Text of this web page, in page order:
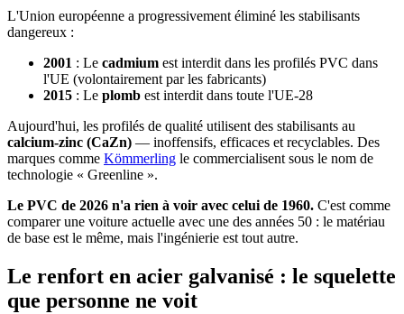
L'Union européenne a progressivement éliminé les stabilisants
dangereux :
2001 : Le cadmium est interdit dans les profilés PVC dans
l'UE (volontairement par les fabricants)
2015 : Le plomb est interdit dans toute l'UE-28
Aujourd'hui, les profilés de qualité utilisent des stabilisants au
calcium-zinc (CaZn) — inoffensifs, efficaces et recyclables. Des
marques comme Kömmerling le commercialisent sous le nom de
technologie « Greenline ».
Le PVC de 2026 n'a rien à voir avec celui de 1960. C'est comme
comparer une voiture actuelle avec une des années 50 : le matériau
de base est le même, mais l'ingénierie est tout autre.
Le renfort en acier galvanisé : le squelette
que personne ne voit